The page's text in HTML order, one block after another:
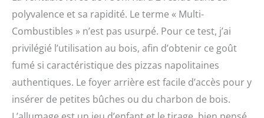
polyvalence et sa rapidité. Le terme « Multi-
Combustibles » n’est pas usurpé. Pour ce test, j’ai
privilégié l’utilisation au bois, afin d’obtenir ce goût
fumé si caractéristique des pizzas napolitaines
authentiques. Le foyer arrière est facile d’accès pour y
insérer de petites bûches ou du charbon de bois.